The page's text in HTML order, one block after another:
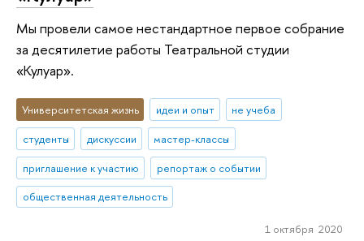
Мы провели самое нестандартное первое собрание
за десятилетие работы Театральной студии
«Кулуар».
Университетская жизнь идеи и опыт
не учеба
студенты
дискуссии
мастер-классы
приглашение к участию
репортаж о событии
общественная деятельность
1 октября 2020